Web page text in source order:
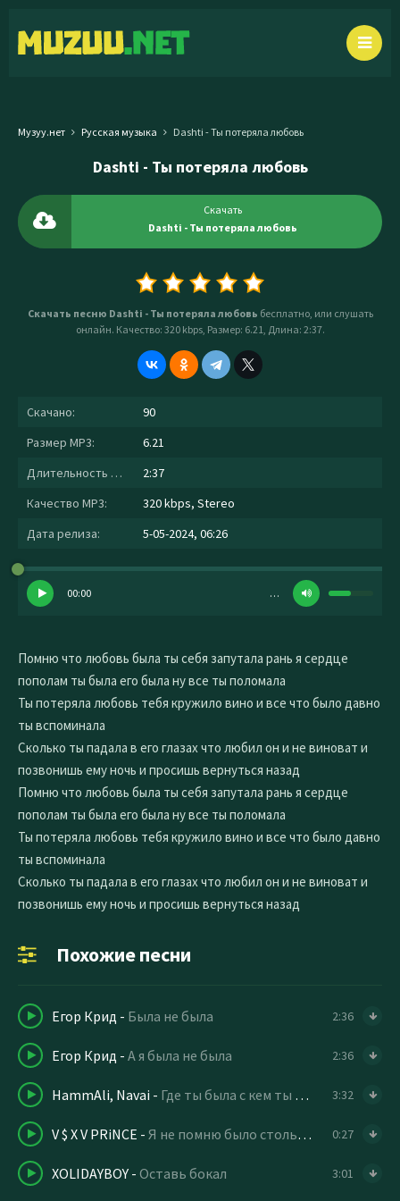
Музуу.нет Русская музыка Dashti - Ты потеряла любовь
Dashti - Ты потеряла любовь
Скачать
Dashti - Ты потеряла любовь
Скачать песню Dashti - Ты потеряла любовь бесплатно, или слушать
онлайн. Качество: 320 kbps, Размер: 6.21, Длина: 2:37.
Скачано:
90
Размер MP3:
6.21
Длительность MP3:
2:37
Качество MP3:
320 kbps, Stereo
Дата релиза:
5-05-2024, 06:26
00:00 …
Помню что любовь была ты себя запутала рань я сердце
пополам ты была его была ну все ты поломала
Ты потеряла любовь тебя кружило вино и все что было давно
ты вспоминала
Сколько ты падала в его глазах что любил он и не виноват и
позвонишь ему ночь и просишь вернуться назад
Помню что любовь была ты себя запутала рань я сердце
пополам ты была его была ну все ты поломала
Ты потеряла любовь тебя кружило вино и все что было давно
ты вспоминала
Сколько ты падала в его глазах что любил он и не виноват и
позвонишь ему ночь и просишь вернуться назад
Похожие песни
Егор Крид - Была не была 2:36
Егор Крид - А я была не была 2:36
HammAli, Navai - Где ты была с кем ты была 3:32
V $ X V PRiNCE - Я не помню было столько много слов 0:27
XOLIDAYBOY - Оставь бокал 3:01